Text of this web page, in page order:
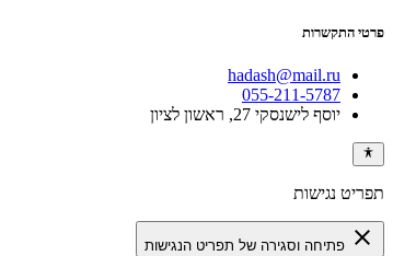
פרטי התקשרות
hadash@mail.ru
055-211-5787
יוסף לישנסקי 27, ראשון לציון
תפריט נגישות
close פתיחה וסגירה של תפריט הנגישות